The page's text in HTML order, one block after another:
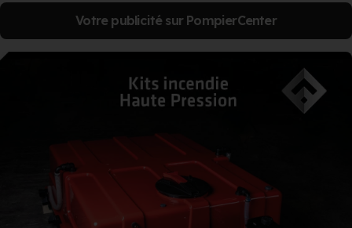
Votre publicité sur PompierCenter